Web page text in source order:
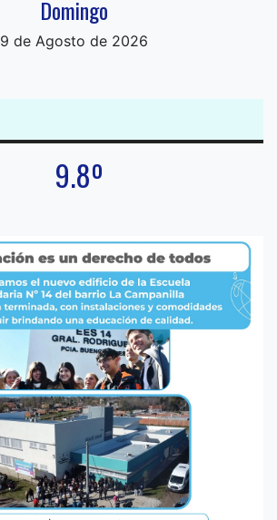
Domingo
9 de Agosto de 2026
9.8º